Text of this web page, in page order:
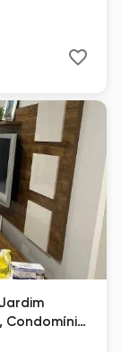
Condomínio